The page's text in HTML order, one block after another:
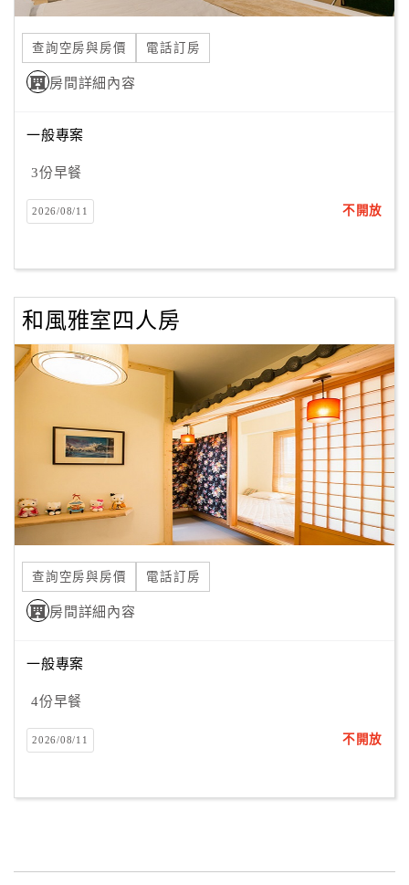
合
作
提
案
店
作
商
合
作
品
宣
傳
查詢空房與房價 電話訂房
房間詳細內容
一般專案
3份早餐
2026/08/11 不開放
和風雅室四人房
查詢空房與房價 電話訂房
房間詳細內容
一般專案
4份早餐
2026/08/11 不開放